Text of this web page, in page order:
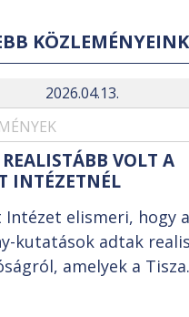
KÖZLEMÉNYEINK
2026.04.13.
VOLT A
INTÉZETNÉL
Intézet elismeri, hogy
kutatások adtak
amelyek a